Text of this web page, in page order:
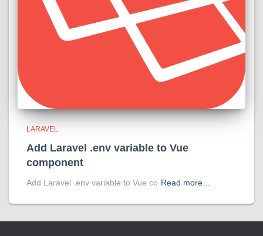
LARAVEL
Add Laravel .env variable to Vue
component
Add Laravel .env variable to Vue co Read more…